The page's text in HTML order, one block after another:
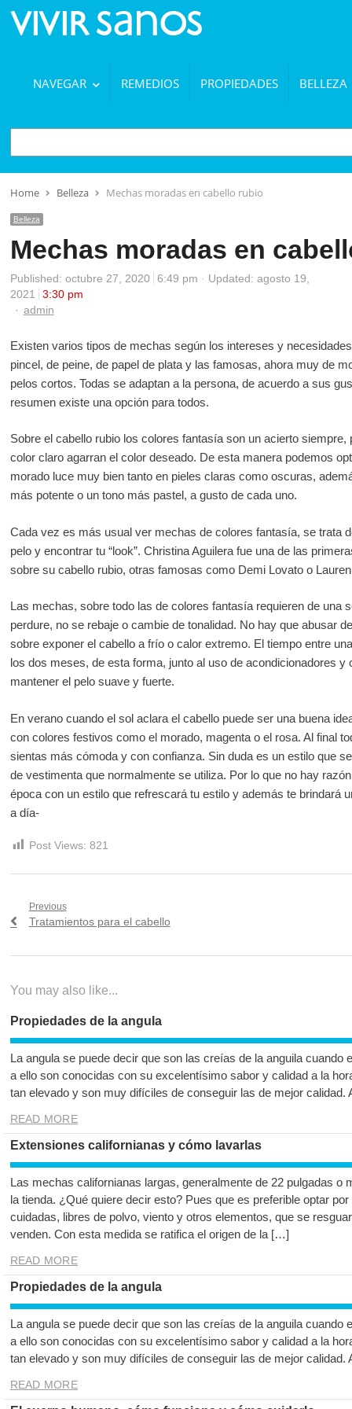
NAVEGAR REMEDIOS PROPIEDADES BELLEZA
BUSCAR
Home Belleza Mechas moradas en cabello rubio
Belleza
Mechas moradas en
Published: octubre 27, 2020 6:49 pm
Updated: agosto 19,
2021
3:30 pm
Author
admin
Existen varios tipos de mechas según los intereses y
pincel, de peine, de papel de plata y las famosas, ahora muy de
pelos cortos. Todas se adaptan a la persona, de acuerdo a sus
resumen existe una opción para todos.
Sobre el cabello rubio los colores fantasía son un acierto
color claro agarran el color deseado. De esta manera podemos
morado luce muy bien tanto en pieles claras como oscuras,
más potente o un tono más pastel, a gusto de cada uno.
Cada vez es más usual ver mechas de colores fantasía, se trata
pelo y encontrar tu “look”. Christina Aguilera fue una de las
sobre su cabello rubio, otras famosas como Demi Lovato o
Las mechas, sobre todo las de colores fantasía requieren de una
perdure, no se rebaje o cambie de tonalidad. No hay que abusar
sobre exponer el cabello a frío o calor extremo. El tiempo entre
los dos meses, de esta forma, junto al uso de acondicionadores y
mantener el pelo suave y fuerte.
En verano cuando el sol aclara el cabello puede ser una buena
con colores festivos como el morado, magenta o el rosa. Al final
sientas más cómoda y con confianza. Sin duda es un estilo que
de vestimenta que normalmente se utiliza. Por lo que no hay
época con un estilo que refrescará tu estilo y además te brindará
a día-
Post Views: 821
Navegación
Previous
Previous
Tratamientos para el cabello
You may also like...
Propiedades de la angula
La angula se puede decir que son las creías de la anguila cuando
a ello son conocidas con su excelentísimo sabor y calidad a la
tan elevado y son muy difíciles de conseguir las de mejor
READ MORE
Extensiones californianas y cómo lavarlas
Las mechas californianas largas, generalmente de 22 pulgadas o
la tienda. ¿Qué quiere decir esto? Pues que es preferible optar
cuidadas, libres de polvo, viento y otros elementos, que se
venden. Con esta medida se ratifica el origen de la […]
READ MORE
Propiedades de la angula
La angula se puede decir que son las creías de la anguila cuando
a ello son conocidas con su excelentísimo sabor y calidad a la
tan elevado y son muy difíciles de conseguir las de mejor
READ MORE